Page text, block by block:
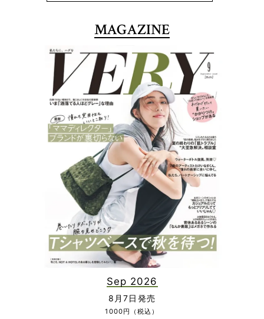
MAGAZINE
Sep 2026
8月7日発売
1000円（税込）